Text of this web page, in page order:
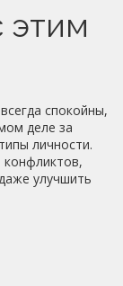
этим
спокойны,
деле за
личности.
улучшить